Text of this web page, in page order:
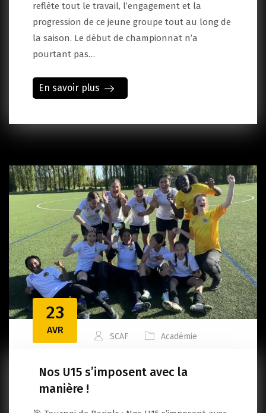
reflète tout le travail, l’engagement et la
progression de ce jeune groupe tout au long de
la saison. Le début de championnat n’a
pourtant pas…
En savoir plus
23
AVR
SCAF Académie
Nos U15 s’imposent avec la
manière !